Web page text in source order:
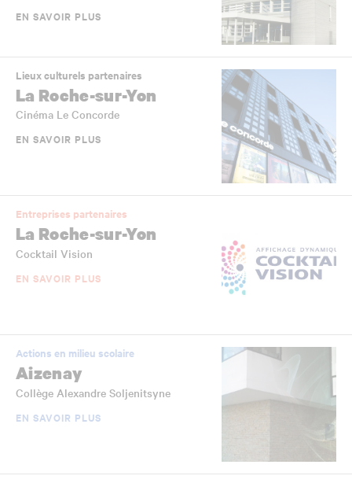
EN SAVOIR PLUS
Lieux culturels partenaires
La Roche-sur-Yon
Cinéma Le Concorde
EN SAVOIR PLUS
Entreprises partenaires
La Roche-sur-Yon
Cocktail Vision
EN SAVOIR PLUS
Actions en milieu scolaire
Aizenay
Collège Alexandre Soljenitsyne
EN SAVOIR PLUS